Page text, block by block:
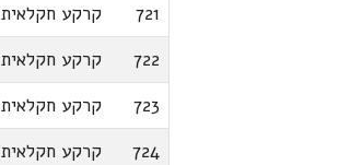
721
קרקע חקלאית
722
קרקע חקלאית
723
קרקע חקלאית
724
קרקע חקלאית